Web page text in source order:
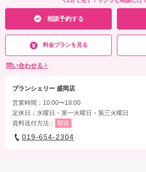
相談予約する
料金プランを見る
問い合わせる
ブランシェリー 盛岡店
営業時間：10:00〜18:00
定休日：水曜日・第一火曜日・第三火曜日
資料送付方法：
郵送
019-654-2304